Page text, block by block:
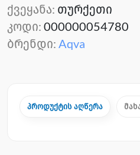
ქვეყანა: თურქეთი
კოდი: 000000054780
ბრენდი: Aqva
პროდუქტის აღწერა